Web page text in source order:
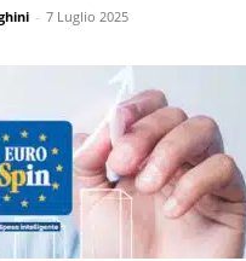
- 7 Luglio 2025